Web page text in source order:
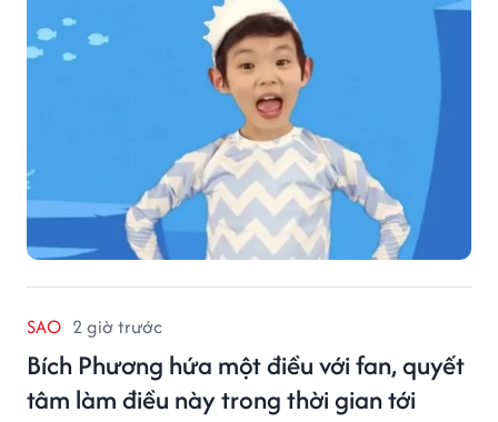
SAO 2 giờ trước
Bích Phương hứa một điều với fan, quyết
tâm làm điều này trong thời gian tới